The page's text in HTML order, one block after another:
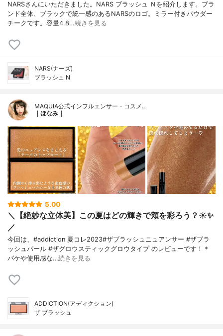
NARSさんにいただきました。NARS ブラッシュ Ｎを紹介します。ブラ
ンド全体、ブラックで統一感のあるNARSのロゴ。ミラー付きパウダー
チークです。容量4.8…続きを見る
NARS(ナーズ)
ブラッシュ N
MAQUIA公式インフルエンサー・コスメ…
｜ほなみ｜
5.00
＼【絶妙な立体美】この夏はどの輝きで頬を彩ろう？☀️✨
／
今回は、#addiction 夏コレ2023#ザブラッシュニュアンサー #ザブラ
ッシュパール #ザグロウスティックグロウタイプ のレビューです！＊
パケや使用感な…続きを見る
ADDICTION(アディクション)
ザ ブラッシュ